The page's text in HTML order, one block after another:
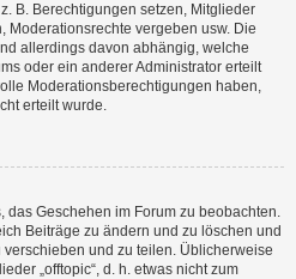
B. Berechtigungen setzen, Mitglieder
Moderationsrechte vergeben usw. Die
allerdings davon abhängig, welche
oder ein anderer Administrator erteilt
Moderationsberechtigungen haben,
erteilt wurde.
das Geschehen im Forum zu beobachten.
Beiträge zu ändern und zu löschen und
und zu teilen. Üblicherweise
„offtopic“, d. h. etwas nicht zum